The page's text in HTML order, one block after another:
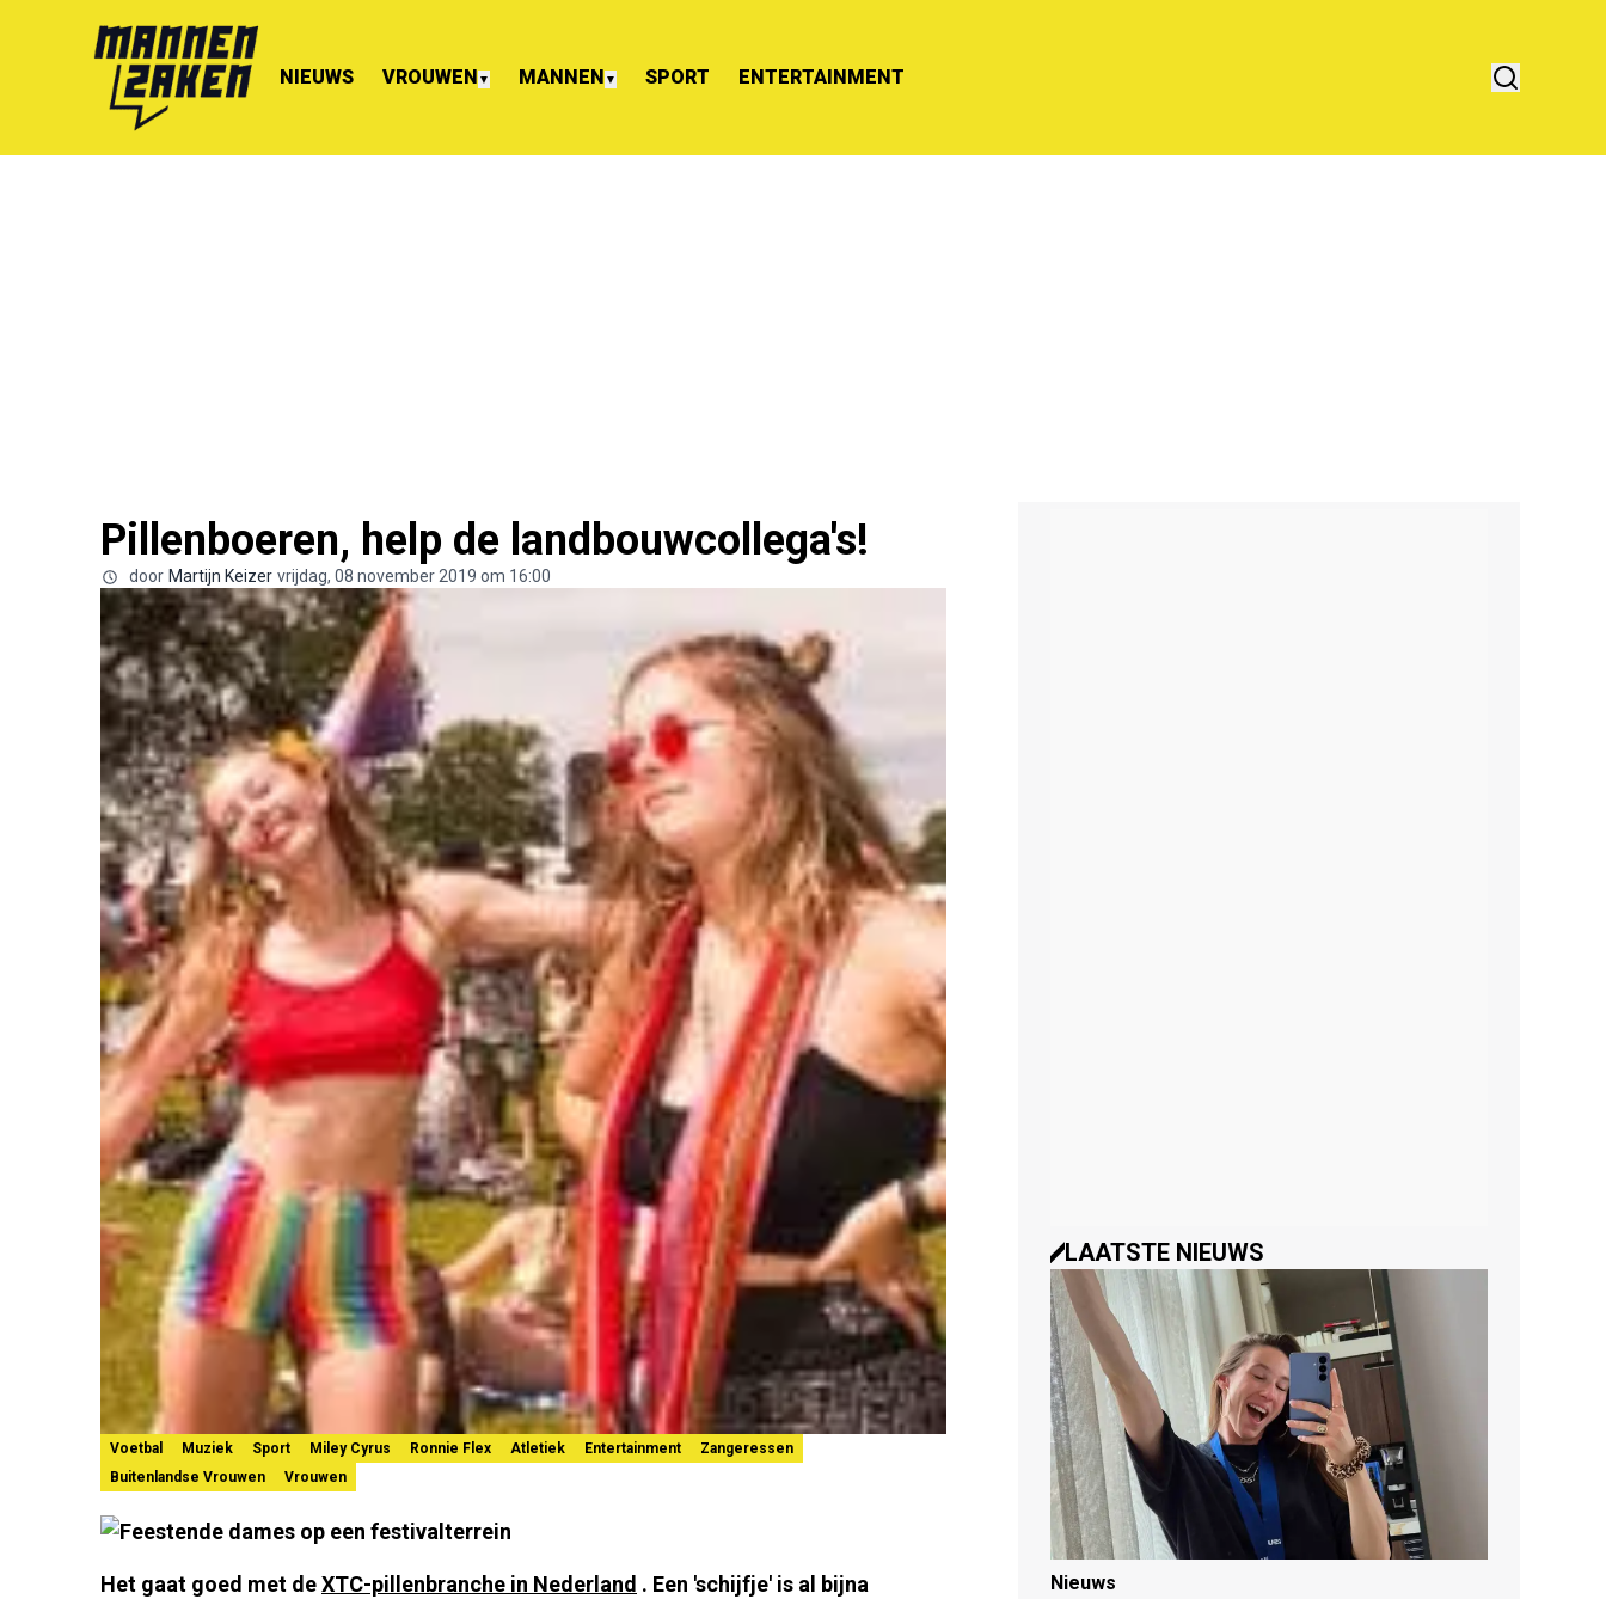
NIEUWS VROUWEN ▼ MANNEN ▼ SPORT ENTERTAINMENT
Pillenboeren, help de landbouwcollega's!
door Martijn Keizer vrijdag, 08 november 2019 om 16:00
Voetbal Muziek Sport Miley Cyrus Ronnie Flex Atletiek Entertainment
Zangeressen
Buitenlandse Vrouwen
Vrouwen
Het gaat goed met deXTC-pillenbranche in Nederland . Een 'schijfje' is al bijna
LAATSTE NIEUWS
Nieuws